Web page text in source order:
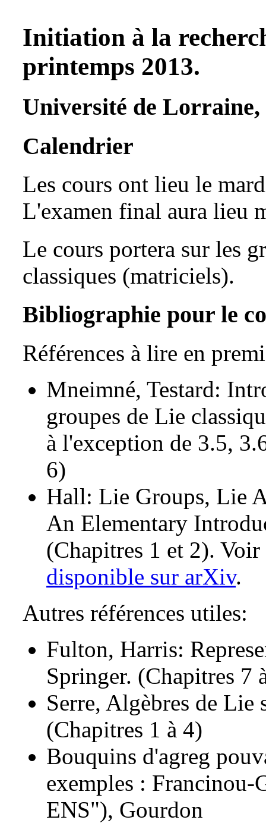
Initiation à la
printemps 2013.
Université de
Calendrier
Les cours ont lieu le
L'examen final aura lieu
Le cours portera sur les
classiques (matriciels).
Bibliographie pour le
Références à lire en
Mneimné, Testard:
groupes de Lie
à l'exception de 3.5,
6)
Hall: Lie Groups, Lie
An Elementary
(Chapitres 1 et 2).
disponible sur arXiv.
Autres références utiles:
Fulton, Harris:
Springer. (Chapitres 7
Serre, Algèbres de Lie
(Chapitres 1 à 4)
Bouquins d'agreg
exemples :
ENS"), Gourdon